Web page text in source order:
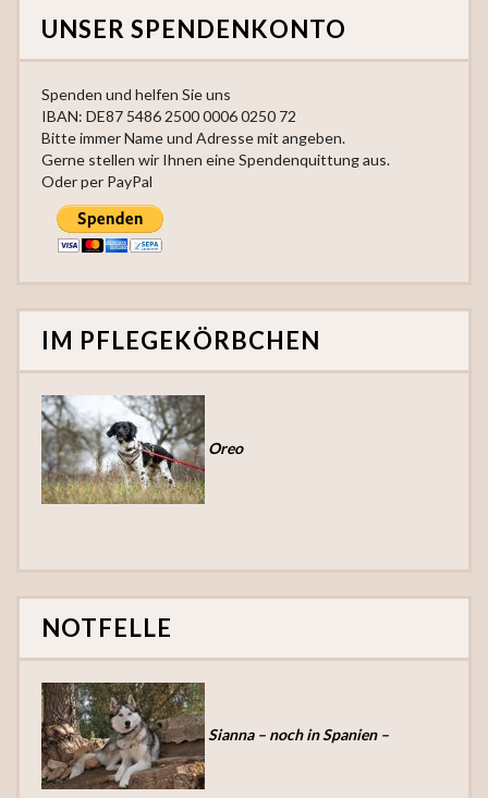
UNSER SPENDENKONTO
Spenden und helfen Sie uns
IBAN: DE87 5486 2500 0006 0250 72
Bitte immer Name und Adresse mit angeben.
Gerne stellen wir Ihnen eine Spendenquittung aus.
Oder per PayPal
IM PFLEGEKÖRBCHEN
Oreo
NOTFELLE
Sianna – noch in Spanien –